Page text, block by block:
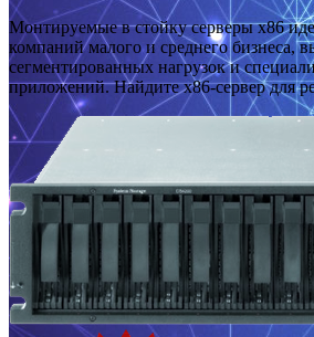
Монтируемые в стойку серверы x86
компаний малого и среднего бизнеса,
сегментированных нагрузок и
приложений. Найдите x86-сервер для